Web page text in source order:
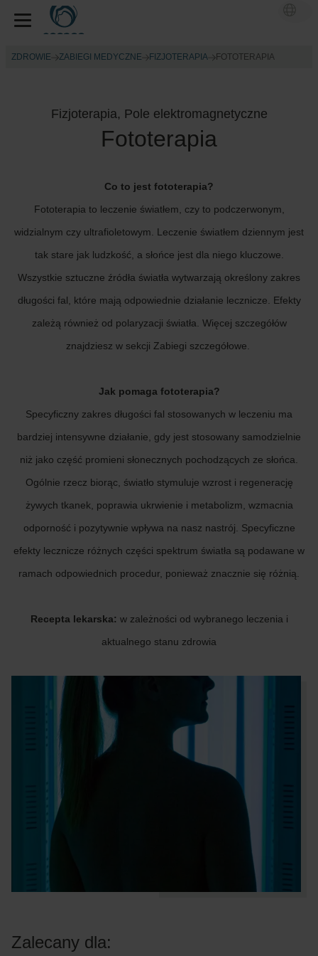
ZDROWIE ZABIEGI MEDYCZNE FIZJOTERAPIA FOTOTERAPIA
Fizjoterapia, Pole elektromagnetyczne
Fototerapia
Co to jest fototerapia?
Fototerapia to leczenie światłem, czy to podczerwonym,
widzialnym czy ultrafioletowym. Leczenie światłem dziennym jest
tak stare jak ludzkość, a słońce jest dla niego kluczowe.
Wszystkie sztuczne źródła światła wytwarzają określony zakres
długości fal, które mają odpowiednie działanie lecznicze. Efekty
zależą również od polaryzacji światła. Więcej szczegółów
znajdziesz w sekcji Zabiegi szczegółowe.
Jak pomaga fototerapia?
Specyficzny zakres długości fal stosowanych w leczeniu ma
bardziej intensywne działanie, gdy jest stosowany samodzielnie
niż jako część promieni słonecznych pochodzących ze słońca.
Ogólnie rzecz biorąc, światło stymuluje wzrost i regenerację
żywych tkanek, poprawia ukrwienie i metabolizm, wzmacnia
odporność i pozytywnie wpływa na nasz nastrój. Specyficzne
efekty lecznicze różnych części spektrum światła są podawane w
ramach odpowiednich procedur, ponieważ znacznie się różnią.
Recepta lekarska: w zależności od wybranego leczenia i
aktualnego stanu zdrowia
Zalecany dla: